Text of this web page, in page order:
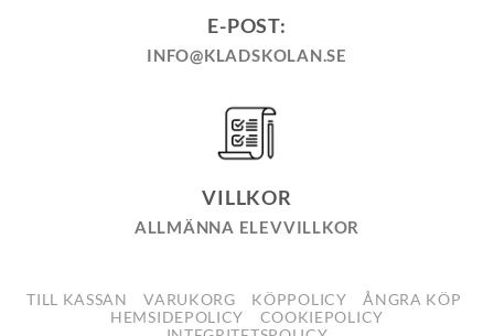
E-POST:
INFO@KLADSKOLAN.SE
VILLKOR
ALLMÄNNA ELEVVILLKOR
TILL KASSAN VARUKORG KÖPPOLICY
ÅNGRA KÖP
HEMSIDEPOLICY
COOKIEPOLICY